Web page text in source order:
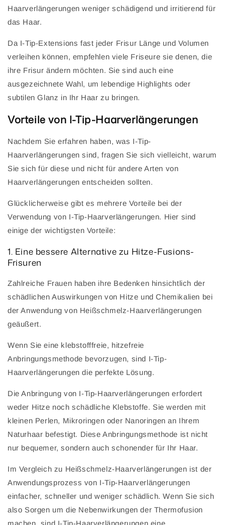
Haarverlängerungen weniger schädigend und irritierend für
das Haar.
Da I-Tip-Extensions fast jeder Frisur Länge und Volumen
verleihen können, empfehlen viele Friseure sie denen, die
ihre Frisur ändern möchten. Sie sind auch eine
ausgezeichnete Wahl, um lebendige Highlights oder
subtilen Glanz in Ihr Haar zu bringen.
Vorteile von I-Tip-Haarverlängerungen
Nachdem Sie erfahren haben, was I-Tip-
Haarverlängerungen sind, fragen Sie sich vielleicht, warum
Sie sich für diese und nicht für andere Arten von
Haarverlängerungen entscheiden sollten.
Glücklicherweise gibt es mehrere Vorteile bei der
Verwendung von I-Tip-Haarverlängerungen. Hier sind
einige der wichtigsten Vorteile:
1. Eine bessere Alternative zu Hitze-Fusions-
Frisuren
Zahlreiche Frauen haben ihre Bedenken hinsichtlich der
schädlichen Auswirkungen von Hitze und Chemikalien bei
der Anwendung von Heißschmelz-Haarverlängerungen
geäußert.
Wenn Sie eine klebstofffreie, hitzefreie
Anbringungsmethode bevorzugen, sind I-Tip-
Haarverlängerungen die perfekte Lösung.
Die Anbringung von I-Tip-Haarverlängerungen erfordert
weder Hitze noch schädliche Klebstoffe. Sie werden mit
kleinen Perlen, Mikroringen oder Nanoringen an Ihrem
Naturhaar befestigt. Diese Anbringungsmethode ist nicht
nur bequemer, sondern auch schonender für Ihr Haar.
Im Vergleich zu Heißschmelz-Haarverlängerungen ist der
Anwendungsprozess von I-Tip-Haarverlängerungen
einfacher, schneller und weniger schädlich. Wenn Sie sich
also Sorgen um die Nebenwirkungen der Thermofusion
machen, sind I-Tip-Haarverlängerungen eine